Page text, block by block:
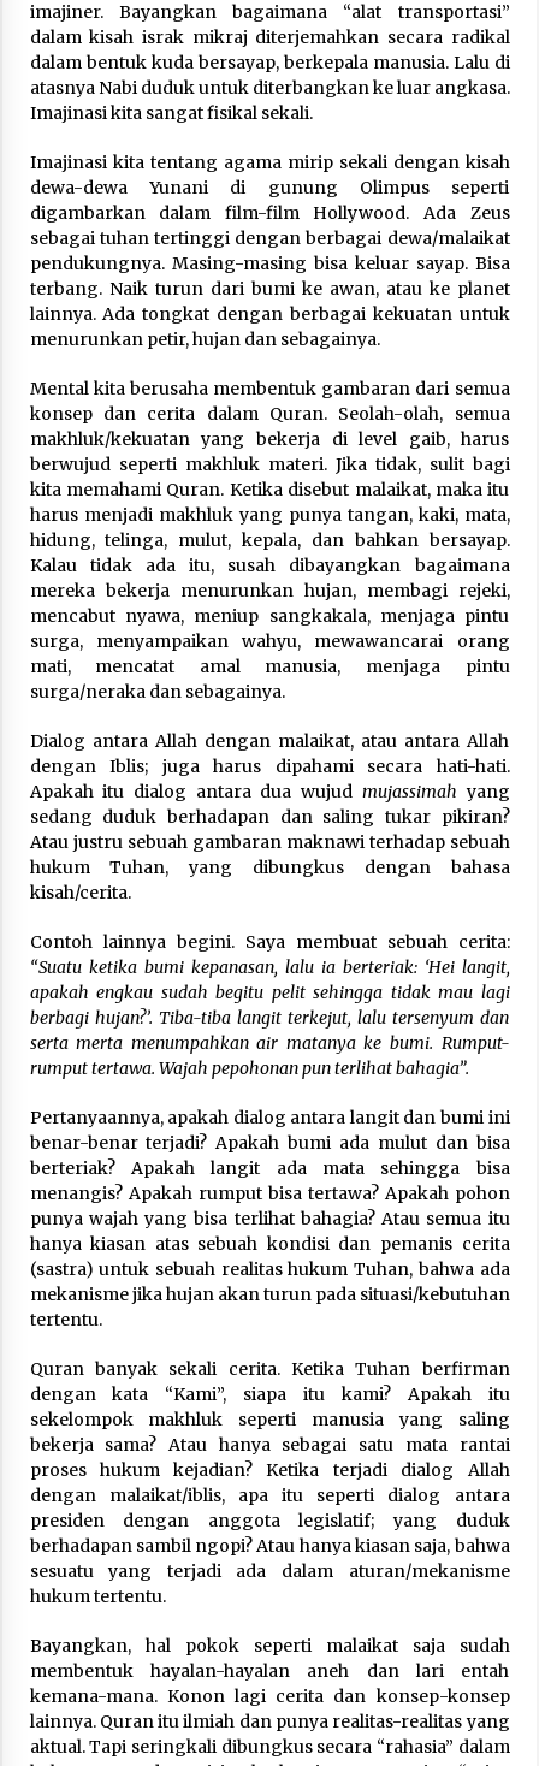
imajiner. Bayangkan bagaimana “alat transportasi”
dalam kisah israk mikraj diterjemahkan secara radikal
dalam bentuk kuda bersayap, berkepala manusia. Lalu di
atasnya Nabi duduk untuk diterbangkan ke luar angkasa.
Imajinasi kita sangat fisikal sekali.
Imajinasi kita tentang agama mirip sekali dengan kisah
dewa-dewa Yunani di gunung Olimpus seperti
digambarkan dalam film-film Hollywood. Ada Zeus
sebagai tuhan tertinggi dengan berbagai dewa/malaikat
pendukungnya. Masing-masing bisa keluar sayap. Bisa
terbang. Naik turun dari bumi ke awan, atau ke planet
lainnya. Ada tongkat dengan berbagai kekuatan untuk
menurunkan petir, hujan dan sebagainya.
Mental kita berusaha membentuk gambaran dari semua
konsep dan cerita dalam Quran. Seolah-olah, semua
makhluk/kekuatan yang bekerja di level gaib, harus
berwujud seperti makhluk materi. Jika tidak, sulit bagi
kita memahami Quran. Ketika disebut malaikat, maka itu
harus menjadi makhluk yang punya tangan, kaki, mata,
hidung, telinga, mulut, kepala, dan bahkan bersayap.
Kalau tidak ada itu, susah dibayangkan bagaimana
mereka bekerja menurunkan hujan, membagi rejeki,
mencabut nyawa, meniup sangkakala, menjaga pintu
surga, menyampaikan wahyu, mewawancarai orang
mati, mencatat amal manusia, menjaga pintu
surga/neraka dan sebagainya.
Dialog antara Allah dengan malaikat, atau antara Allah
dengan Iblis; juga harus dipahami secara hati-hati.
Apakah itu dialog antara dua wujud mujassimah yang
sedang duduk berhadapan dan saling tukar pikiran?
Atau justru sebuah gambaran maknawi terhadap sebuah
hukum Tuhan, yang dibungkus dengan bahasa
kisah/cerita.
Contoh lainnya begini. Saya membuat sebuah cerita:
“Suatu ketika bumi kepanasan, lalu ia berteriak: ‘Hei langit,
apakah engkau sudah begitu pelit sehingga tidak mau lagi
berbagi hujan?’. Tiba-tiba langit terkejut, lalu tersenyum dan
serta merta menumpahkan air matanya ke bumi. Rumput-
rumput tertawa. Wajah pepohonan pun terlihat bahagia”.
Pertanyaannya, apakah dialog antara langit dan bumi ini
benar-benar terjadi? Apakah bumi ada mulut dan bisa
berteriak? Apakah langit ada mata sehingga bisa
menangis? Apakah rumput bisa tertawa? Apakah pohon
punya wajah yang bisa terlihat bahagia? Atau semua itu
hanya kiasan atas sebuah kondisi dan pemanis cerita
(sastra) untuk sebuah realitas hukum Tuhan, bahwa ada
mekanisme jika hujan akan turun pada situasi/kebutuhan
tertentu.
Quran banyak sekali cerita. Ketika Tuhan berfirman
dengan kata “Kami”, siapa itu kami? Apakah itu
sekelompok makhluk seperti manusia yang saling
bekerja sama? Atau hanya sebagai satu mata rantai
proses hukum kejadian? Ketika terjadi dialog Allah
dengan malaikat/iblis, apa itu seperti dialog antara
presiden dengan anggota legislatif; yang duduk
berhadapan sambil ngopi? Atau hanya kiasan saja, bahwa
sesuatu yang terjadi ada dalam aturan/mekanisme
hukum tertentu.
Bayangkan, hal pokok seperti malaikat saja sudah
membentuk hayalan-hayalan aneh dan lari entah
kemana-mana. Konon lagi cerita dan konsep-konsep
lainnya. Quran itu ilmiah dan punya realitas-realitas yang
aktual. Tapi seringkali dibungkus secara “rahasia” dalam